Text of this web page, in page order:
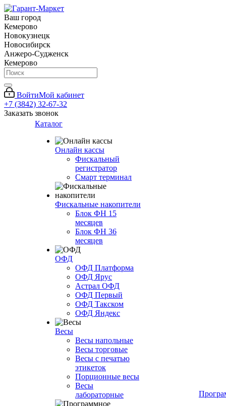
Ваш город
Кемерово
Новокузнецк
Новосибирск
Анжеро-Судженск
Кемерово
ВойтиМой кабинет
+7 (3842) 32-67-32
Заказать звонок
Каталог
Онлайн кассы
Фискальный
регистратор
Смарт терминал
Фискальные накопители
Блок ФН 15
месяцев
Блок ФН 36
месяцев
ОФД
ОФД Платформа
ОФД Ярус
Астрал ОФД
ОФД Первый
ОФД Такском
ОФД Яндекс
Весы
Весы напольные
Весы торговые
Весы с печатью
этикеток
Порционные весы
Весы
лабораторные